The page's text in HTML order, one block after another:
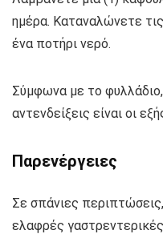
ημέρα. Καταναλώνετε
ένα ποτήρι νερό.
Σύμφωνα με το φυλλάδιο,
αντενδείξεις είναι οι
Παρενέργειες
Σε σπάνιες
ελαφρές